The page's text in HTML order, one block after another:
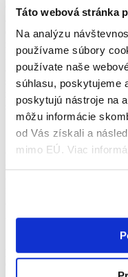
Táto webová stránka
Na analýzu
používame súbory
používate naše
súhlasu, poskytujeme
poskytujú nástroje na
môžu informácie
od Vás získali a
mimo EÚ. Viac
Číslo je potrebné pre
alebo zo Spojeného
dovozné colné vyhlásenia.
žiadosť o číslo EORI sú k
Dokumentu Spojeného
až týždeň, vyplnenie
s obchodom v EÚ
zaregistrované číslo EORI,
skontrolovať, či už
Získajte colného zástupcu
Colné vyhlásenia sú
Fast
im pomohli splniť
Sprostredkovatelia môžu
potrebné na vyplnenie
deklarácie, napríklad